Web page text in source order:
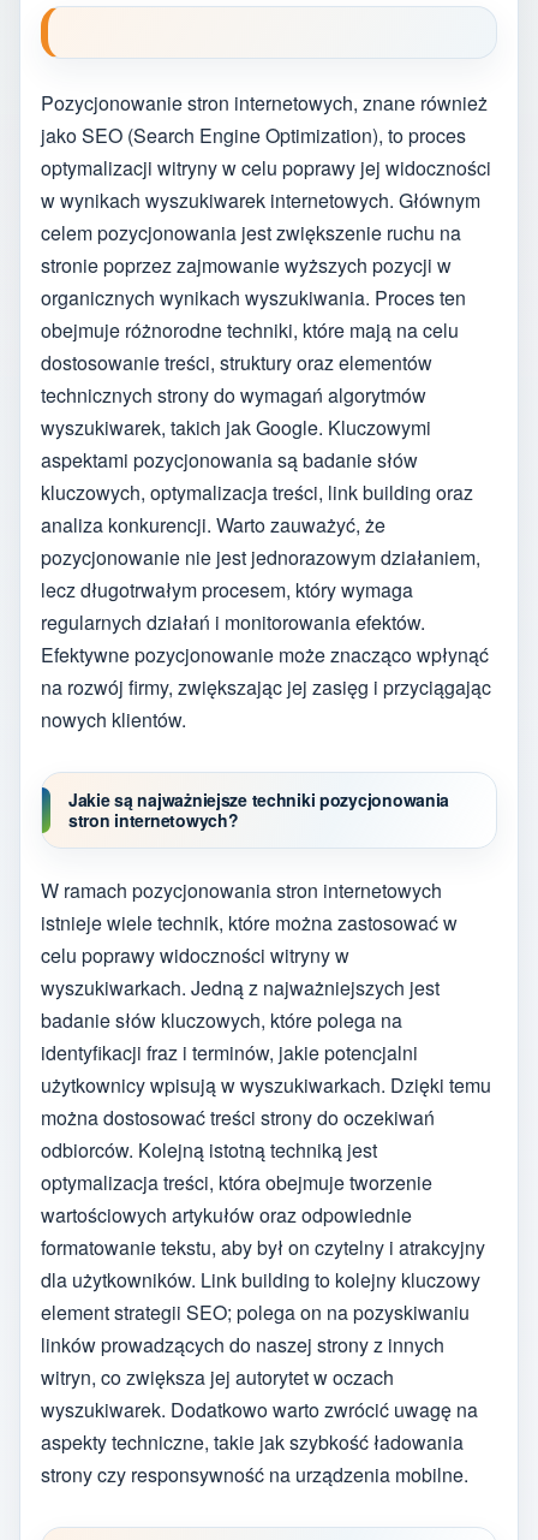
Pozycjonowanie stron internetowych, znane również
jako SEO (Search Engine Optimization), to proces
optymalizacji witryny w celu poprawy jej widoczności
w wynikach wyszukiwarek internetowych. Głównym
celem pozycjonowania jest zwiększenie ruchu na
stronie poprzez zajmowanie wyższych pozycji w
organicznych wynikach wyszukiwania. Proces ten
obejmuje różnorodne techniki, które mają na celu
dostosowanie treści, struktury oraz elementów
technicznych strony do wymagań algorytmów
wyszukiwarek, takich jak Google. Kluczowymi
aspektami pozycjonowania są badanie słów
kluczowych, optymalizacja treści, link building oraz
analiza konkurencji. Warto zauważyć, że
pozycjonowanie nie jest jednorazowym działaniem,
lecz długotrwałym procesem, który wymaga
regularnych działań i monitorowania efektów.
Efektywne pozycjonowanie może znacząco wpłynąć
na rozwój firmy, zwiększając jej zasięg i przyciągając
nowych klientów.
Jakie są najważniejsze techniki pozycjonowania
stron internetowych?
W ramach pozycjonowania stron internetowych
istnieje wiele technik, które można zastosować w
celu poprawy widoczności witryny w
wyszukiwarkach. Jedną z najważniejszych jest
badanie słów kluczowych, które polega na
identyfikacji fraz i terminów, jakie potencjalni
użytkownicy wpisują w wyszukiwarkach. Dzięki temu
można dostosować treści strony do oczekiwań
odbiorców. Kolejną istotną techniką jest
optymalizacja treści, która obejmuje tworzenie
wartościowych artykułów oraz odpowiednie
formatowanie tekstu, aby był on czytelny i atrakcyjny
dla użytkowników. Link building to kolejny kluczowy
element strategii SEO; polega on na pozyskiwaniu
linków prowadzących do naszej strony z innych
witryn, co zwiększa jej autorytet w oczach
wyszukiwarek. Dodatkowo warto zwrócić uwagę na
aspekty techniczne, takie jak szybkość ładowania
strony czy responsywność na urządzenia mobilne.